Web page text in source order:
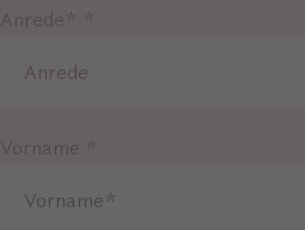
Anrede* *
Anrede
Vorname *